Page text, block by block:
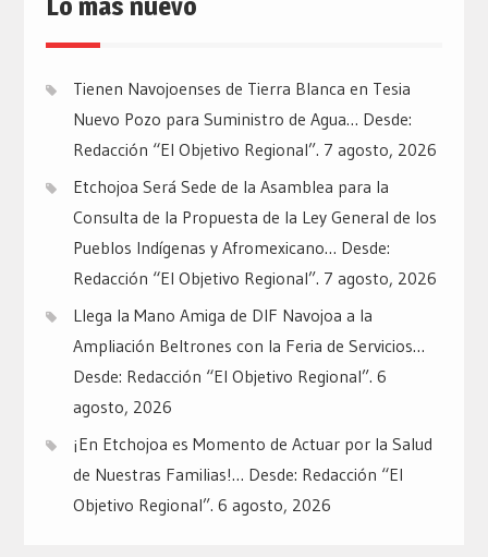
Tienen Navojoenses de Tierra Blanca en Tesia
Nuevo Pozo para Suministro de Agua… Desde:
Redacción “El Objetivo Regional”. 7 agosto, 2026
Etchojoa Será Sede de la Asamblea para la
Consulta de la Propuesta de la Ley General de los
Pueblos Indígenas y Afromexicano… Desde:
Redacción “El Objetivo Regional”. 7 agosto, 2026
Llega la Mano Amiga de DIF Navojoa a la
Ampliación Beltrones con la Feria de Servicios…
Desde: Redacción “El Objetivo Regional”. 6
agosto, 2026
¡En Etchojoa es Momento de Actuar por la Salud
de Nuestras Familias!… Desde: Redacción “El
Objetivo Regional”. 6 agosto, 2026